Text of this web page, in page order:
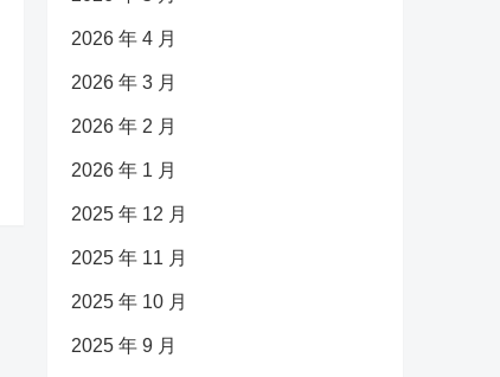
2026 年 4 月
2026 年 3 月
2026 年 2 月
2026 年 1 月
2025 年 12 月
2025 年 11 月
2025 年 10 月
2025 年 9 月